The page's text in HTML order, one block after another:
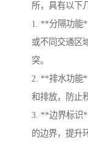
所，具有以下
1. **分隔功能
或不同交通区
突。
2. **排水功能
和排放，防止
3. **边界标识
的边界，提升